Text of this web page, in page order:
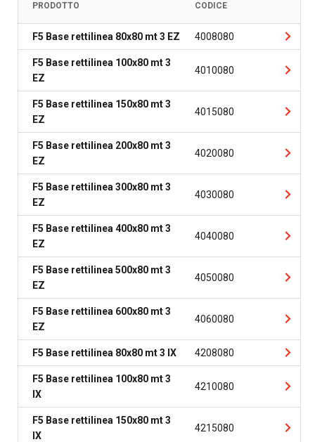
PRODOTTO CODICE
F5 Base rettilinea 80x80 mt 3 EZ 4008080
F5 Base rettilinea 100x80 mt 3
EZ
4010080
F5 Base rettilinea 150x80 mt 3
EZ
4015080
F5 Base rettilinea 200x80 mt 3
EZ
4020080
F5 Base rettilinea 300x80 mt 3
EZ
4030080
F5 Base rettilinea 400x80 mt 3
EZ
4040080
F5 Base rettilinea 500x80 mt 3
EZ
4050080
F5 Base rettilinea 600x80 mt 3
EZ
4060080
F5 Base rettilinea 80x80 mt 3 IX 4208080
F5 Base rettilinea 100x80 mt 3
IX
4210080
F5 Base rettilinea 150x80 mt 3
IX
4215080